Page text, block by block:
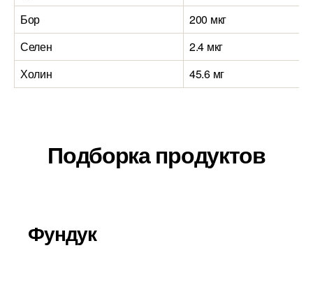
Бор
200 мкг
Селен
2.4 мкг
Холин
45.6 мг
Подборка продуктов
Фундук